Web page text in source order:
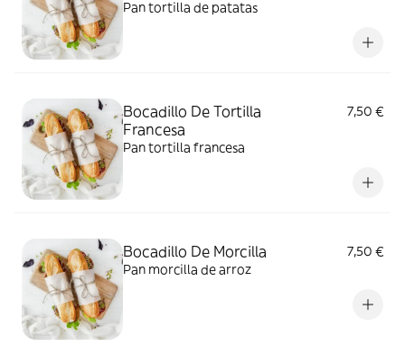
Pan tortilla de patatas
Bocadillo De Tortilla
Francesa
7,50 €
Pan tortilla francesa
Bocadillo De Morcilla
7,50 €
Pan morcilla de arroz